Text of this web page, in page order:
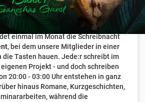
relevant, es zählt allein die Liebe
einmal im Monat die Schreibnacht
, bei dem unsere Mitglieder in einer
die Tasten hauen. Jede:r schreibt im
Projekt - und doch schreiben
20:00 - 03:00 Uhr entstehen in ganz
hinaus Romane, Kurzgeschichten,
während die